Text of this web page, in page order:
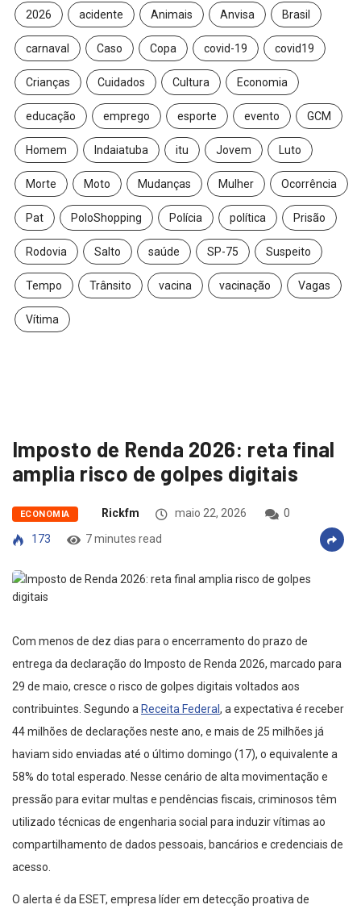
2026 acidente Animais Anvisa Brasil
carnaval Caso Copa covid-19 covid19
Crianças Cuidados Cultura Economia
educação emprego esporte evento GCM
Homem Indaiatuba itu Jovem Luto
Morte Moto Mudanças Mulher Ocorrência
Pat PoloShopping Polícia política Prisão
Rodovia Salto saúde SP-75 Suspeito
Tempo Trânsito vacina vacinação Vagas
Vítima
Imposto de Renda 2026: reta final
amplia risco de golpes digitais
ECONOMIA Rickfm maio 22, 2026
0
173
7 minutes read
Com menos de dez dias para o encerramento do prazo de
entrega da declaração do Imposto de Renda 2026, marcado para
29 de maio, cresce o risco de golpes digitais voltados aos
contribuintes. Segundo a Receita Federal , a expectativa é receber
44 milhões de declarações neste ano, e mais de 25 milhões já
haviam sido enviadas até o último domingo (17), o equivalente a
58% do total esperado. Nesse cenário de alta movimentação e
pressão para evitar multas e pendências fiscais, criminosos têm
utilizado técnicas de engenharia social para induzir vítimas ao
compartilhamento de dados pessoais, bancários e credenciais de
acesso.
O alerta é da ESET, empresa líder em detecção proativa de